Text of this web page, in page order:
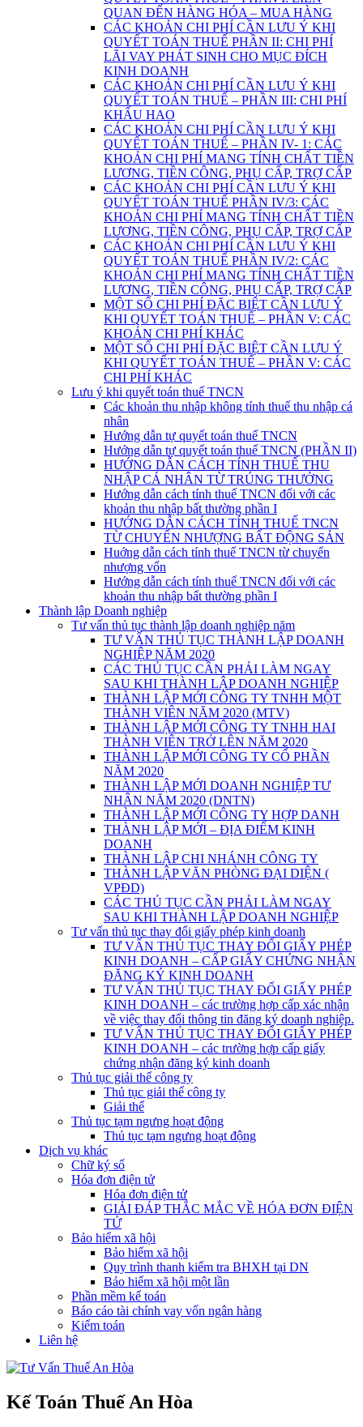
QUAN ĐẾN HÀNG HÓA – MUA HÀNG
CÁC KHOẢN CHI PHÍ CẦN LƯU Ý KHI
QUYẾT TOÁN THUẾ PHẦN II: CHI PHÍ
LÃI VAY PHÁT SINH CHO MỤC ĐÍCH
KINH DOANH
CÁC KHOẢN CHI PHÍ CẦN LƯU Ý KHI
QUYẾT TOÁN THUẾ – PHẦN III: CHI PHÍ
KHẤU HAO
CÁC KHOẢN CHI PHÍ CẦN LƯU Ý KHI
QUYẾT TOÁN THUẾ – PHẦN IV- 1: CÁC
KHOẢN CHI PHÍ MANG TÍNH CHẤT TIỀN
LƯƠNG, TIỀN CÔNG, PHỤ CẤP, TRỢ CẤP
CÁC KHOẢN CHI PHÍ CẦN LƯU Ý KHI
QUYẾT TOÁN THUẾ PHẦN IV/3: CÁC
KHOẢN CHI PHÍ MANG TÍNH CHẤT TIỀN
LƯƠNG, TIỀN CÔNG, PHỤ CẤP, TRỢ CẤP
CÁC KHOẢN CHI PHÍ CẦN LƯU Ý KHI
QUYẾT TOÁN THUẾ PHẦN IV/2: CÁC
KHOẢN CHI PHÍ MANG TÍNH CHẤT TIỀN
LƯƠNG, TIỀN CÔNG, PHỤ CẤP, TRỢ CẤP
MỘT SỐ CHI PHÍ ĐẶC BIỆT CẦN LƯU Ý
KHI QUYẾT TOÁN THUẾ – PHẦN V: CÁC
KHOẢN CHI PHÍ KHÁC
MỘT SỐ CHI PHÍ ĐẶC BIỆT CẦN LƯU Ý
KHI QUYẾT TOÁN THUẾ – PHẦN V: CÁC
CHI PHÍ KHÁC
Lưu ý khi quyết toán thuế TNCN
Các khoản thu nhập không tính thuế thu nhập cá
nhân
Hướng dẫn tự quyết toán thuế TNCN
Hướng dẫn tự quyết toán thuế TNCN (PHẦN II)
HƯỚNG DẪN CÁCH TÍNH THUẾ THU
NHẬP CÁ NHÂN TỪ TRÚNG THƯỞNG
Hướng dẫn cách tính thuế TNCN đối với các
khoản thu nhập bất thường phần I
HƯỚNG DẪN CÁCH TÍNH THUẾ TNCN
TỪ CHUYỂN NHƯỢNG BẤT ĐỘNG SẢN
Huớng dẫn cách tính thuế TNCN từ chuyển
nhượng vốn
Hướng dẫn cách tính thuế TNCN đối với các
khoản thu nhập bất thường phần I
Thành lập Doanh nghiệp
Tư vấn thủ tục thành lập doanh nghiệp năm
TƯ VẤN THỦ TỤC THÀNH LẬP DOANH
NGHIỆP NĂM 2020
CÁC THỦ TỤC CẦN PHẢI LÀM NGAY
SAU KHI THÀNH LẬP DOANH NGHIỆP
THÀNH LẬP MỚI CÔNG TY TNHH MỘT
THÀNH VIÊN NĂM 2020 (MTV)
THÀNH LẬP MỚI CÔNG TY TNHH HAI
THÀNH VIÊN TRỞ LÊN NĂM 2020
THÀNH LẬP MỚI CÔNG TY CỔ PHẦN
NĂM 2020
THÀNH LẬP MỚI DOANH NGHIỆP TƯ
NHÂN NĂM 2020 (DNTN)
THÀNH LẬP MỚI CÔNG TY HỢP DANH
THÀNH LẬP MỚI – ĐỊA ĐIỂM KINH
DOANH
THÀNH LẬP CHI NHÁNH CÔNG TY
THÀNH LẬP VĂN PHÒNG ĐẠI DIỆN (
VPĐD)
CÁC THỦ TỤC CẦN PHẢI LÀM NGAY
SAU KHI THÀNH LẬP DOANH NGHIỆP
Tư vấn thủ tục thay đổi giấy phép kinh doanh
TƯ VẤN THỦ TỤC THAY ĐỔI GIẤY PHÉP
KINH DOANH – CẤP GIẤY CHỨNG NHẬN
ĐĂNG KÝ KINH DOANH
TƯ VẤN THỦ TỤC THAY ĐỔI GIẤY PHÉP
KINH DOANH – các trường hợp cấp xác nhận
về việc thay đổi thông tin đăng ký doanh nghiệp.
TƯ VẤN THỦ TỤC THAY ĐỔI GIẤY PHÉP
KINH DOANH – các trường hợp cấp giấy
chứng nhận đăng ký kinh doanh
Thủ tục giải thể công ty
Thủ tục giải thể công ty
Giải thể
Thủ tục tạm ngưng hoạt động
Thủ tục tạm ngưng hoạt động
Dịch vụ khác
Chữ ký số
Hóa đơn điện tử
Hóa đơn điện tử
GIẢI ĐÁP THẮC MẮC VỀ HÓA ĐƠN ĐIỆN
TỬ
Bảo hiểm xã hội
Bảo hiểm xã hội
Quy trình thanh kiểm tra BHXH tại DN
Bảo hiểm xã hội một lần
Phần mềm kế toán
Báo cáo tài chính vay vốn ngân hàng
Kiểm toán
Liên hệ
Kế Toán Thuế An Hòa